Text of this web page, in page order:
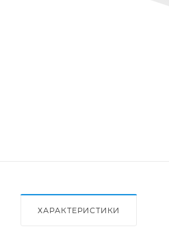
ХАРАКТЕРИСТИКИ